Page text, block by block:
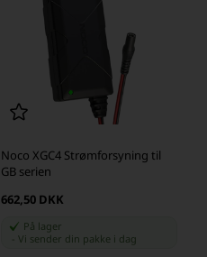
Noco XGC4 Strømforsyning til
GB serien
662,50 DKK
På lager
Vi sender din pakke i dag